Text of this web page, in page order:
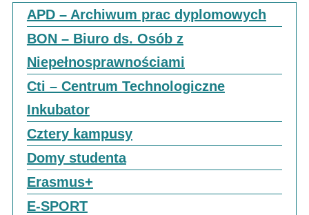
APD – Archiwum prac dyplomowych
BON – Biuro ds. Osób z
Niepełnosprawnościami
Cti – Centrum Technologiczne
Inkubator
Cztery kampusy
Domy studenta
Erasmus+
E-SPORT